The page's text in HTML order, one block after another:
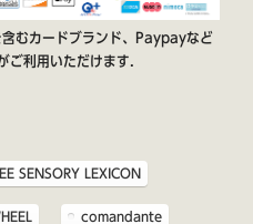
むカードブランド、Paypayなど
ご利用いただけます.
SENSORY LEXICON
comandante